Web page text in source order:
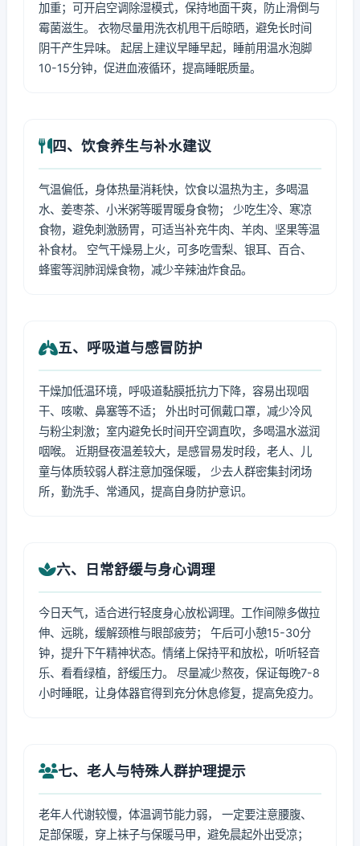
加重；可开启空调除湿模式，保持地面干爽，防止滑倒与
霉菌滋生。 衣物尽量用洗衣机甩干后晾晒，避免长时间
阴干产生异味。 起居上建议早睡早起，睡前用温水泡脚
10-15分钟，促进血液循环，提高睡眠质量。
四、饮食养生与补水建议
气温偏低，身体热量消耗快，饮食以温热为主，多喝温
水、姜枣茶、小米粥等暖胃暖身食物； 少吃生冷、寒凉
食物，避免刺激肠胃，可适当补充牛肉、羊肉、坚果等温
补食材。 空气干燥易上火，可多吃雪梨、银耳、百合、
蜂蜜等润肺润燥食物，减少辛辣油炸食品。
五、呼吸道与感冒防护
干燥加低温环境，呼吸道黏膜抵抗力下降，容易出现咽
干、咳嗽、鼻塞等不适； 外出时可佩戴口罩，减少冷风
与粉尘刺激；室内避免长时间开空调直吹，多喝温水滋润
咽喉。 近期昼夜温差较大，是感冒易发时段，老人、儿
童与体质较弱人群注意加强保暖， 少去人群密集封闭场
所，勤洗手、常通风，提高自身防护意识。
六、日常舒缓与身心调理
今日天气，适合进行轻度身心放松调理。工作间隙多做拉
伸、远眺，缓解颈椎与眼部疲劳； 午后可小憩15-30分
钟，提升下午精神状态。情绪上保持平和放松，听听轻音
乐、看看绿植，舒缓压力。 尽量减少熬夜，保证每晚7-8
小时睡眠，让身体器官得到充分休息修复，提高免疫力。
七、老人与特殊人群护理提示
老年人代谢较慢，体温调节能力弱， 一定要注意腰腹、
足部保暖，穿上袜子与保暖马甲，避免晨起外出受凉；